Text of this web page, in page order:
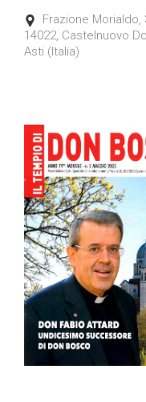

Frazione Morialdo,
14022, Castelnuovo
Asti (Italia)